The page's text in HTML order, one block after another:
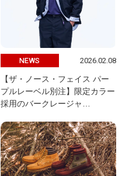
NEWS 2026.02.08
【ザ・ノース・フェイス パー
プルレーベル別注】限定カラー
採用のバークレージャ…